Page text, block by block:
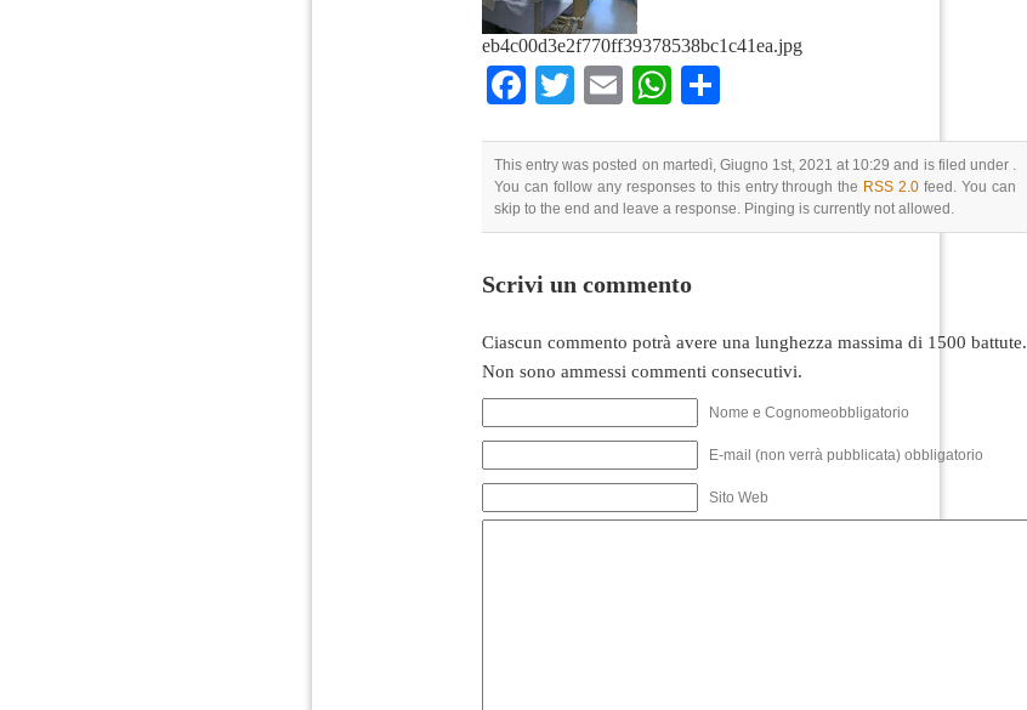
eb4c00d3e2f770ff39378538bc1c41ea.jpg
Facebook
TwitterEmailWhatsApp
This entry was posted on martedì, Giugno 1st, 2021 at 10:29 and is filed under .
You can follow any responses to this entry through the RSS 2.0 feed. You can
skip to the end and leave a response. Pinging is currently not allowed.
Scrivi un commento
Ciascun commento potrà avere una lunghezza massima di 1500 battute.
Non sono ammessi commenti consecutivi.
Nome e Cognomeobbligatorio
E-mail (non verrà pubblicata) obbligatorio
Sito Web